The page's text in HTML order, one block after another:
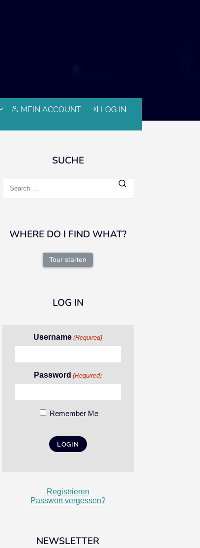
MEIN ACCOUNT LOG IN
SUCHE
for:
WHERE DO I FIND WHAT?
Tour starten
LOG IN
Username (Required)
Password (Required)
Remember Me
Registrieren
Passwort vergessen?
NEWSLETTER